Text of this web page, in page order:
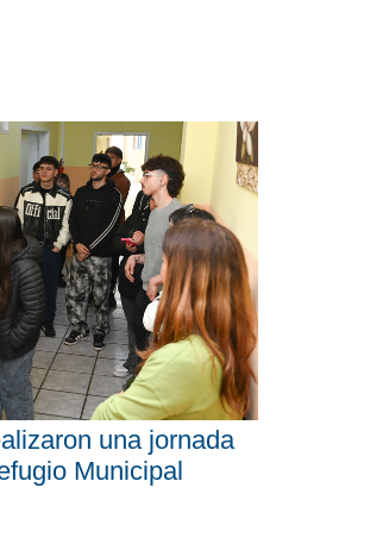
una jornada
Municipal